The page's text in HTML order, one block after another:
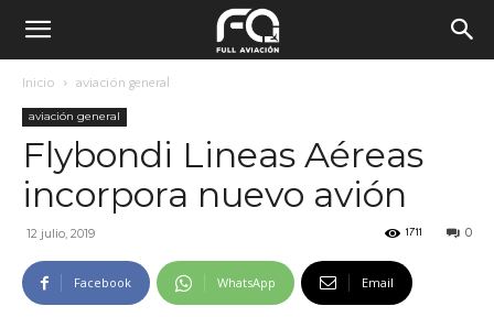
Inicio aviación general
aviación general
Flybondi Lineas Aéreas
incorpora nuevo avión
12 julio, 2019 0
1711
Facebook WhatsApp Email